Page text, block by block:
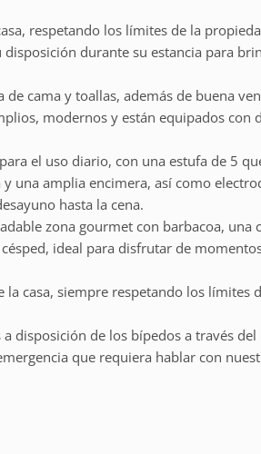
respetando los límites de la
disposición durante su estancia para
cama y toallas, además de buena
modernos y están equipados con
el uso diario, con una estufa de 5
una amplia encimera, así como
hasta la cena.
zona gourmet con barbacoa, una
ideal para disfrutar de
la casa, siempre respetando los límites
disposición de los bípedos a través
que requiera hablar con